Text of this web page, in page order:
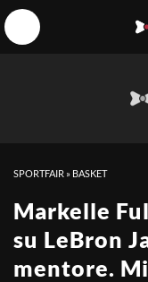
SPORTFAIR » BASKET
Markelle
su LeBron
mentore.